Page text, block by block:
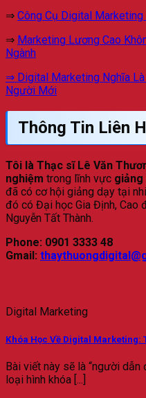
⇒ Công Cụ Digital Marketing
⇒ Marketing Lương Cao
Ngành
⇒ Digital Marketing Nghĩa Là
Người Mới
Thông Tin Liên
Tôi là Thạc sĩ Lê Văn
nghiệm trong lĩnh vực
đã có cơ hội giảng dạy tại
đó có Đại học Gia Định, Cao
Nguyễn Tất Thành.
Phone: 0901 3333 48
Gmail:
Digital Marketing
Khóa Học Về Digital Marketing:
Bài viết này sẽ là “người
loại hình khóa [...]